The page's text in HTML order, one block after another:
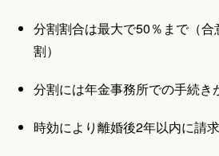
分割割合は最大で50％まで（
割）
分割には年金事務所での手続き
時効により離婚後2年以内に請